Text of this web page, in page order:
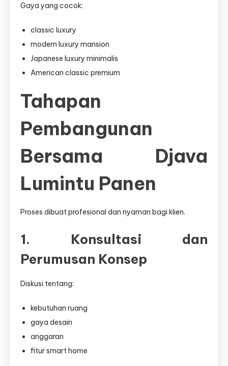
Gaya yang cocok:
classic luxury
modern luxury mansion
Japanese luxury minimalis
American classic premium
Tahapan
Pembangunan
Bersama Djava
Lumintu Panen
Proses dibuat profesional dan nyaman bagi klien.
1. Konsultasi dan
Perumusan Konsep
Diskusi tentang:
kebutuhan ruang
gaya desain
anggaran
fitur smart home